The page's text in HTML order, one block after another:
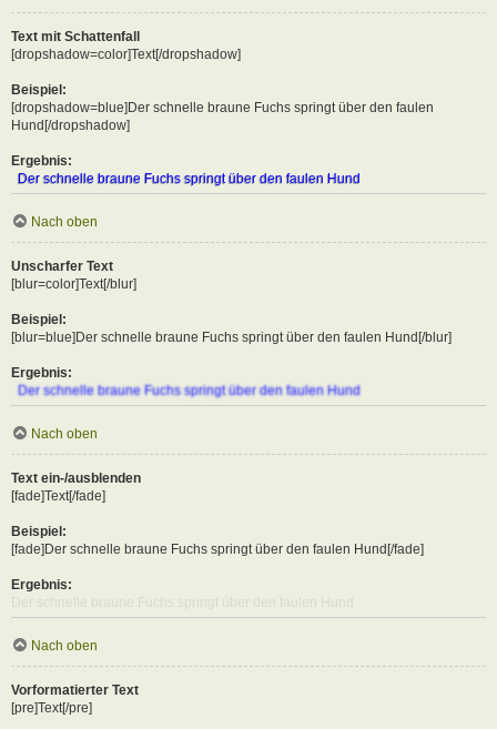
Text mit Schattenfall
[dropshadow=color]Text[/dropshadow]
Beispiel:
[dropshadow=blue]Der schnelle braune Fuchs springt über den faulen
Hund[/dropshadow]
Ergebnis:
Der schnelle braune Fuchs springt über den faulen Hund
Nach oben
Unscharfer Text
[blur=color]Text[/blur]
Beispiel:
[blur=blue]Der schnelle braune Fuchs springt über den faulen Hund[/blur]
Ergebnis:
Der schnelle braune Fuchs springt über den faulen Hund
Nach oben
Text ein-/ausblenden
[fade]Text[/fade]
Beispiel:
[fade]Der schnelle braune Fuchs springt über den faulen Hund[/fade]
Ergebnis:
Nach oben
Vorformatierter Text
[pre]Text[/pre]